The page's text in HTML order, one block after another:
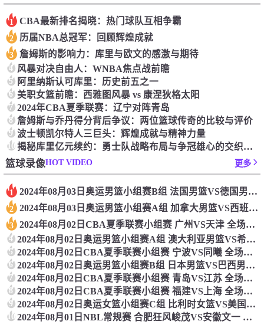
1 CBA最新排名揭晓：热门球队互相争霸
2 历届NBA总冠军：回顾辉煌成就
3 詹姆斯的影响力：库里与欧文的感激与期待
4 ‌风暴对决自由人：‌WNBA焦点战前瞻‌
5 ‌阿里纳斯认可库里：‌历史前五之一
6 美职女篮前瞻：‌西雅图风暴 vs 康涅狄格太阳
7 2024年CBA夏季联赛：辽宁对阵青岛
8 詹姆斯与乔丹得分背后争议：两位篮球传奇的比较与评价
9 波士顿凯尔特人三巨头：辉煌成就与精神力量
10 揭秘库里亿元续约：勇士队战略布局与争冠雄心的交织之谜
篮球录像HOT VIDEO 更多
1 2024年08月03日奥运男篮小组赛B组 法国男篮VS德国男篮 全场录像
2 2024年08月03日奥运男篮小组赛A组 加拿大男篮VS西班牙男篮 全场录像
3 2024年08月02日CBA夏季联赛小组赛 广州VS天津 全场录像
4 2024年08月02日奥运男篮小组赛A组 澳大利亚男篮VS希腊男篮 全场录像
5 2024年08月02日CBA夏季联赛小组赛 宁波VS同曦 全场录像
6 2024年08月02日奥运男篮小组赛B组 日本男篮VS巴西男篮 全场录像
7 2024年08月02日CBA夏季联赛小组赛 青岛VS江苏 全场录像
8 2024年08月02日CBA夏季联赛小组赛 福建VS上海 全场录像
9 2024年08月02日奥运女篮小组赛C组 比利时女篮VS美国女篮 全场录像
10 2024年08月01日NBL常规赛 合肥狂风峻茂VS安徽文一 全场录像